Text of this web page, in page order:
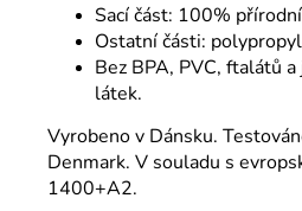
Sací část: 100%
Ostatní části:
Bez BPA, PVC, ftalátů
látek.
Vyrobeno v Dánsku.
Denmark. V souladu s
1400+A2.